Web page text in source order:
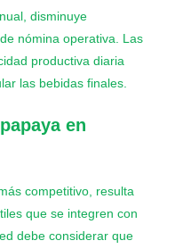
disminuye
nómina operativa. Las
productiva diaria
las bebidas finales.
en
competitivo, resulta
que se integren con
debe considerar que